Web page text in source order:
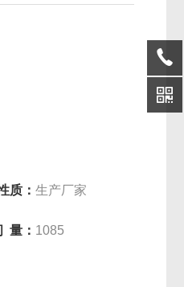
质：生产厂家
量： 1085